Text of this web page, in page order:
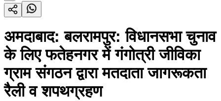
अमदाबाद: बलरामपुर: विधानसभा चुनाव
के लिए फतेहनगर में गंगोत्री जीविका
ग्राम संगठन द्वारा मतदाता जागरूकता
रैली व शपथग्रहण